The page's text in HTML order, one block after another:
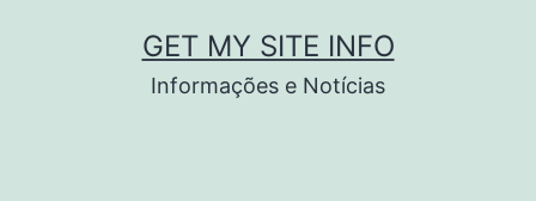
GET MY SITE INFO
Informações e Notícias